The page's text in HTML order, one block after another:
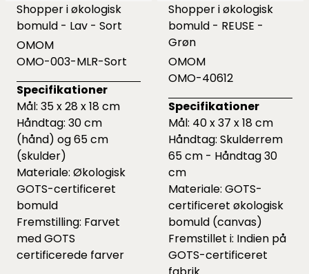
Shopper i økologisk
bomuld - Lav - Sort
OMOM
OMO-003-MLR-Sort
Specifikationer
Mål: 35 x 28 x 18 cm
Håndtag: 30 cm
(hånd) og 65 cm
(skulder)
Materiale: Økologisk
GOTS-certificeret
bomuld
Fremstilling: Farvet
med GOTS
certificerede farver
Shopper i økologisk
bomuld - REUSE -
Grøn
OMOM
OMO-40612
Specifikationer
Mål: 40 x 37 x 18 cm
Håndtag: Skulderrem
65 cm - Håndtag 30
cm
Materiale: GOTS-
certificeret økologisk
bomuld (canvas)
Fremstillet i: Indien på
GOTS-certificeret